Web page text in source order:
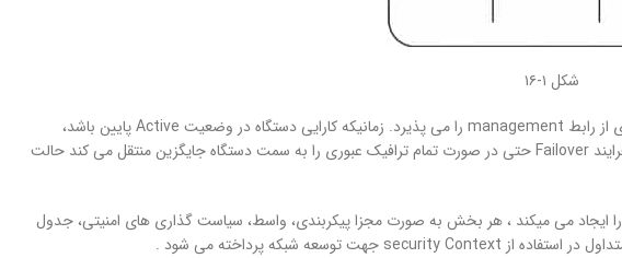
شکل ۱-۱۶
را می پذیرد. زمانیکه کارایی دستگاه در وضعیت Active پایین باشد،
صورت اتوماتیک به دستگاه در وضعیت Standby سوئیچ می کند. فرایند Failover حتی در صورت تمام ترافیک عبوری را به سمت دستگاه جایگزین منتقل می کند حالت
هر بخش به صورت مجزا پیکربندی، واسط، سیاست گذاری های امنیتی، جدول